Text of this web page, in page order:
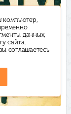
компьютер,
данных,
сайта.
соглашаетесь